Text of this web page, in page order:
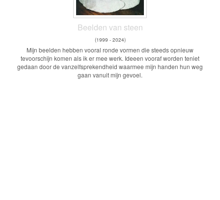
Beelden van steen
(1999 - 2024)
Mijn beelden hebben vooral ronde vormen die steeds opnieuw
tevoorschijn komen als ik er mee werk. Ideeen vooraf worden teniet
gedaan door de vanzelfsprekendheid waarmee mijn handen hun weg
gaan vanuit mijn gevoel.